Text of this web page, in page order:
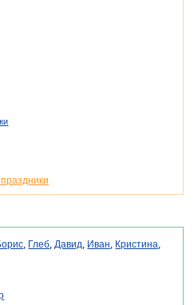
, Глеб,Давид, Иван, Кристина,